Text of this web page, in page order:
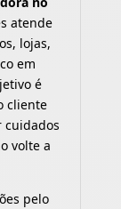
atende
lojas,
em
é
cliente
cuidados
volte a
pelo